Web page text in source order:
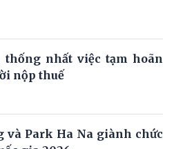
thống nhất việc tạm hoãn
nộp thuế
và Park Ha Na giành chức